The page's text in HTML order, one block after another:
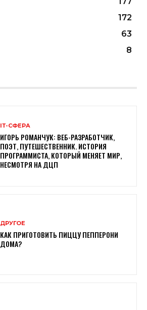
172
63
8
ІТ-СФЕРА
ИГОРЬ РОМАНЧУК: ВЕБ-РАЗРАБОТЧИК,
ПОЭТ, ПУТЕШЕСТВЕННИК. ИСТОРИЯ
ПРОГРАММИСТА, КОТОРЫЙ МЕНЯЕТ МИР,
НЕСМОТРЯ НА ДЦП
ДРУГОЕ
КАК ПРИГОТОВИТЬ ПИЦЦУ ПЕППЕРОНИ
ДОМА?